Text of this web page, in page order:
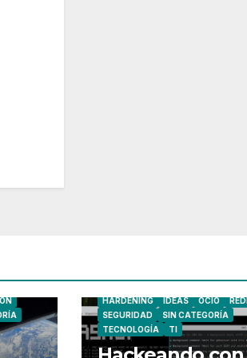
HARDENING
IDEAS OCIO
SEGURIDAD
SIN CATEGORÍA
TECNOLOGÍA
TI